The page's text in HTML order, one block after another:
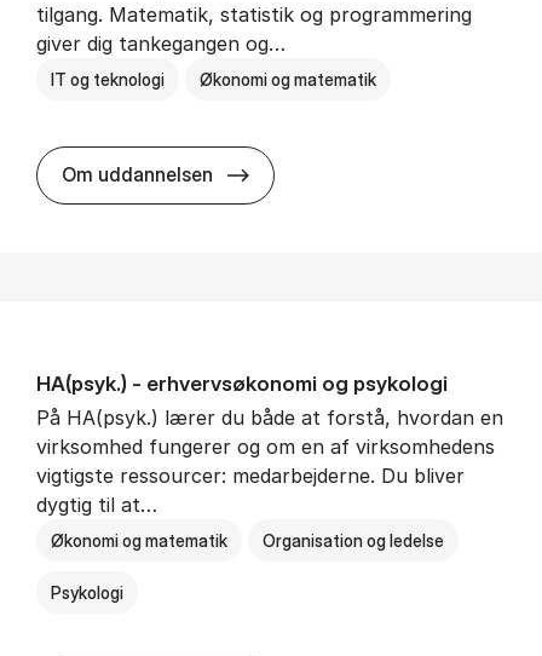
tilgang. Matematik, statistik og programmering
giver dig tankegangen og…
IT og teknologi Økonomi og matematik
Om uddannelsen HA(mat.) - erhvervs­økonomi og
HA(psyk.) - erhvervs­økonomi og psy­ko­lo­gi
På HA(psyk.) lærer du både at forstå, hvordan en
virksomhed fungerer og om en af virksomhedens
vigtigste ressourcer: medarbejderne. Du bliver
dygtig til at…
Økonomi og matematik Organisation og ledelse
Psykologi